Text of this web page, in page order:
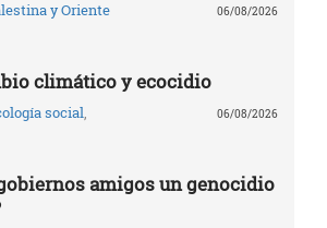
y Oriente
06/08/2026
climático y ecocidio
social 06/08/2026
amigos un genocidio